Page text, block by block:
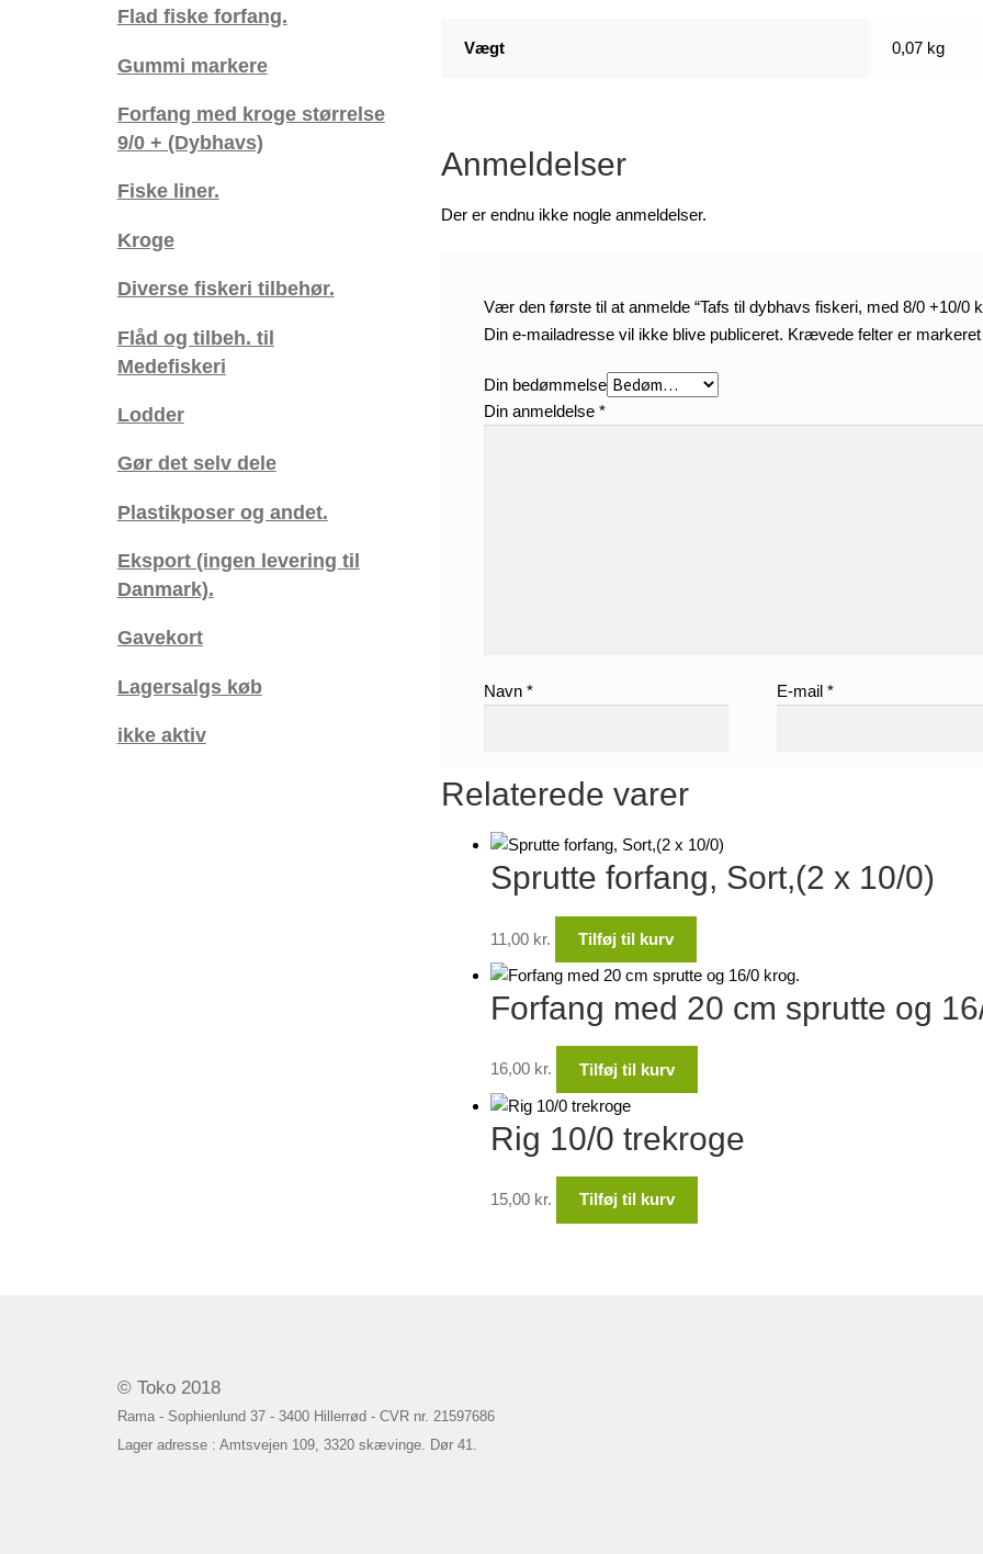
Vægt 0,07 kg
Anmeldelser
Der er endnu ikke nogle anmeldelser.
Vær den første til at anmelde “Tafs til dybhavs fiskeri, med 8/0 +10/0
Din e-mailadresse vil ikke blive publiceret. Krævede felter er
Din bedømmelse
Din anmeldelse *
Navn * E-mail*
Relaterede varer
Sprutte forfang, Sort,(2 x 10/0)
11,00 kr. Tilføj til kurv
Forfang med 20 cm sprutte og
16,00 kr. Tilføj til kurv
Rig 10/0 trekroge
15,00 kr. Tilføj til kurv
Flad fiske forfang.
Gummi markere
Forfang med kroge størrelse
9/0 + (Dybhavs)
Fiske liner.
Kroge
Diverse fiskeri tilbehør.
Flåd og tilbeh. til
Medefiskeri
Lodder
Gør det selv dele
Plastikposer og andet.
Eksport (ingen levering til
Danmark).
Gavekort
Lagersalgs køb
ikke aktiv
© Toko 2018
Rama - Sophienlund 37 - 3400 Hillerrød - CVR nr. 21597686
Lager adresse : Amtsvejen 109, 3320 skævinge. Dør 41.